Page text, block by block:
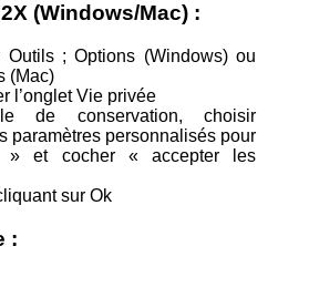
(Windows/Mac) :
Outils ; Options (Windows) ou
(Mac)
l’onglet Vie privée
de conservation, choisir
paramètres personnalisés pour
» et cocher « accepter les
sur Ok
: